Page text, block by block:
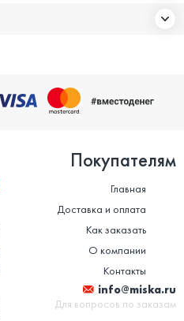
Покупателям
Главная
Доставка и оплата
Как заказать
О компании
Контакты
info@miska.ru
Для вопросов по заказам